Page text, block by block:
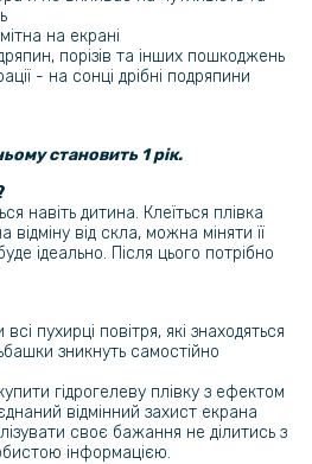
для Samsung Galaxy M14
грн
Glass для Samsung Galaxy M14
грн
грн
Ultimate Experience Samsung
грн
грн
Matte Ring для Samsung Galaxy M14
на екрані
порізів та інших пошкоджень
- на сонці дрібні подряпини
становить 1 рік.
навіть дитина. Клеїться плівка
від скла, можна міняти її
ідеально. Після цього потрібно
пухирці повітря, які знаходяться
зникнуть самостійно
гідрогелеву плівку з ефектом
відмінний захист екрана
своє бажання не ділитись з
інформацією.